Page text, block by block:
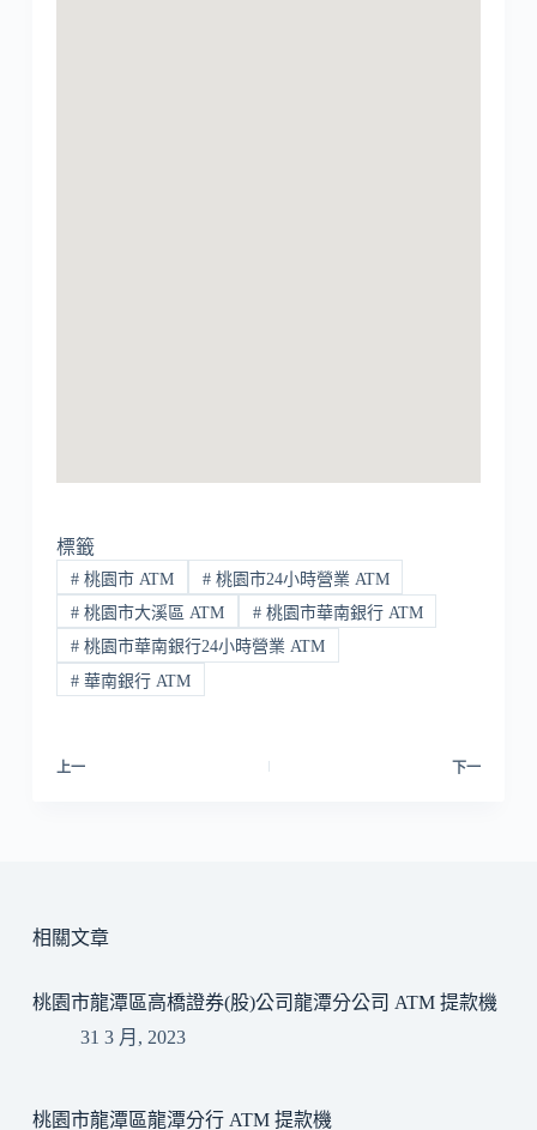
標籤
#桃園市 ATM #桃園市24小時營業 ATM
#桃園市大溪區 ATM #桃園市華南銀行 ATM
#桃園市華南銀行24小時營業 ATM
#華南銀行 ATM
上一 下一
相關文章
桃園市龍潭區高橋證券(股)公司龍潭分公司 ATM 提款機
31 3 月, 2023
桃園市龍潭區龍潭分行 ATM 提款機